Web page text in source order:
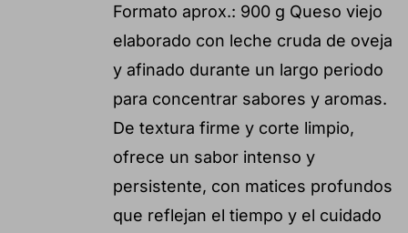
Formato aprox.: 900 g Queso viejo
elaborado con leche cruda de oveja
y afinado durante un largo periodo
para concentrar sabores y aromas.
De textura firme y corte limpio,
ofrece un sabor intenso y
persistente, con matices profundos
que reflejan el tiempo y el cuidado